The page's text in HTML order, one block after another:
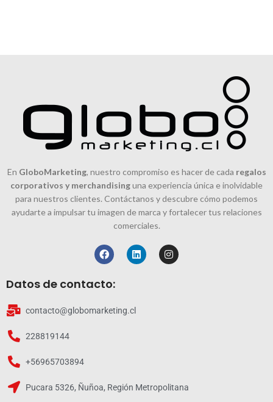
En GloboMarketing, nuestro compromiso es hacer de cada regalos
corporativos y merchandisinguna experiencia única e inolvidable
para nuestros clientes. Contáctanos y descubre cómo podemos
ayudarte a impulsar tu imagen de marca y fortalecer tus relaciones
comerciales.
Datos de contacto:
contacto@globomarketing.cl
228819144
+56965703894
Pucara 5326, Ñuñoa, Región Metropolitana